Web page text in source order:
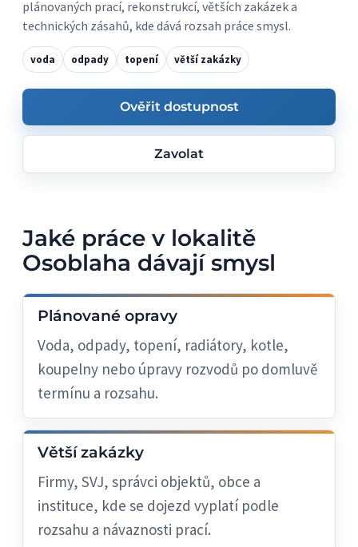
plánovaných prací, rekonstrukcí, větších zakázek a
technických zásahů, kde dává rozsah práce smysl.
voda odpady topení větší zakázky
Ověřit dostupnost
Zavolat
Jaké práce v lokalitě
Osoblaha dávají smysl
Plánované opravy
Voda, odpady, topení, radiátory, kotle,
koupelny nebo úpravy rozvodů po domluvě
termínu a rozsahu.
Větší zakázky
Firmy, SVJ, správci objektů, obce a
instituce, kde se dojezd vyplatí podle
rozsahu a návaznosti prací.